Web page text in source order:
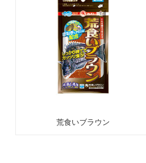
荒食いブラウン